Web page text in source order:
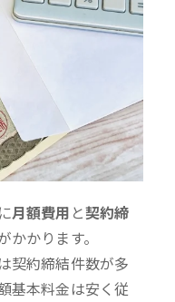
月額費用 と契約締
かかります。
契約締結件数が多
基本料金は安く従